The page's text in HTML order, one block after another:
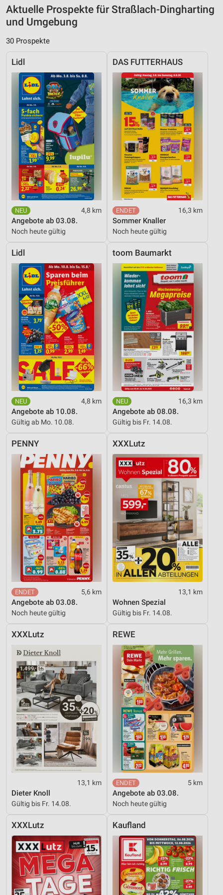
Aktuelle Prospekte für Straßlach-Dingharting
und Umgebung
30 Prospekte
Lidl
4,8 km
Angebote ab 03.08.
Noch heute gültig
DAS FUTTERHAUS
16,3 km
Sommer Knaller
Noch heute gültig
Lidl
4,8 km
Angebote ab 10.08.
Gültig ab Mo. 10.08.
toom Baumarkt
16,3 km
Angebote ab 08.08.
Gültig bis Fr. 14.08.
PENNY
5,6 km
Angebote ab 03.08.
Noch heute gültig
XXXLutz
13,1 km
Wohnen Spezial
Gültig bis Fr. 14.08.
XXXLutz
13,1 km
Dieter Knoll
Gültig bis Fr. 14.08.
REWE
5 km
Angebote ab 03.08.
Noch heute gültig
XXXLutz Kaufland